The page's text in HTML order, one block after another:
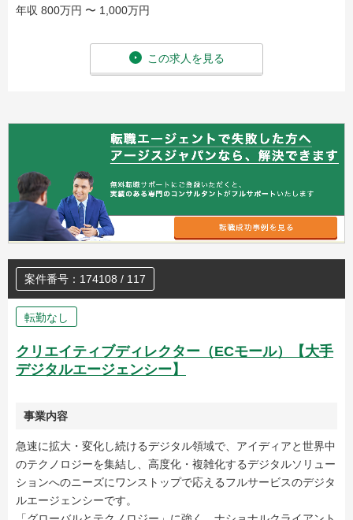
年収 800万円 〜 1,000万円
この求人を見る
案件番号：174108 / 117
転勤なし
クリエイティブディレクター（ECモール）【大手
デジタルエージェンシー】
事業内容
急速に拡大・変化し続けるデジタル領域で、アイディアと世界中
のテクノロジーを集結し、高度化・複雑化するデジタルソリュー
ションへのニーズにワンストップで応えるフルサービスのデジタ
ルエージェンシーです。